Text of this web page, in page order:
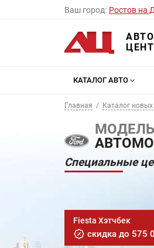
Ваш город: Ростов на
КАТАЛОГ АВТО
Главная Каталог
Специальные
Fiesta Хэтчбек
скидка до 575